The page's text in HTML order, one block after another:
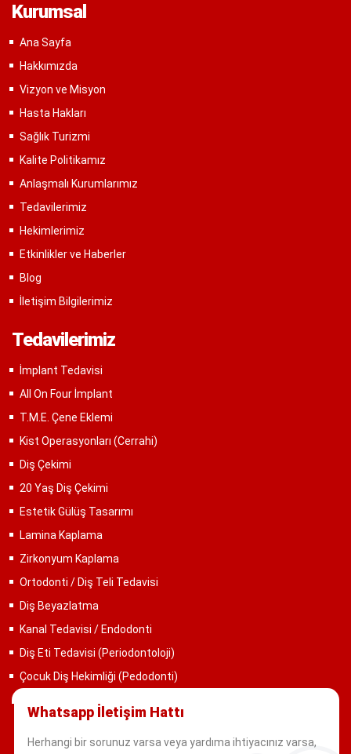
Kurumsal
Ana Sayfa
Hakkımızda
Vizyon ve Misyon
Hasta Hakları
Sağlık Turizmi
Kalite Politikamız
Anlaşmalı Kurumlarımız
Tedavilerimiz
Hekimlerimiz
Etkinlikler ve Haberler
Blog
İletişim Bilgilerimiz
Tedavilerimiz
İmplant Tedavisi
All On Four İmplant
T.M.E. Çene Eklemi
Kist Operasyonları (Cerrahi)
Diş Çekimi
20 Yaş Diş Çekimi
Estetik Gülüş Tasarımı
Lamina Kaplama
Zirkonyum Kaplama
Ortodonti / Diş Teli Tedavisi
Diş Beyazlatma
Kanal Tedavisi / Endodonti
Diş Eti Tedavisi (Periodontoloji)
Çocuk Diş Hekimliği (Pedodonti)
Whatsapp İletişim Hattı
Herhangi bir sorunuz varsa veya yardıma ihtiyacınız varsa,